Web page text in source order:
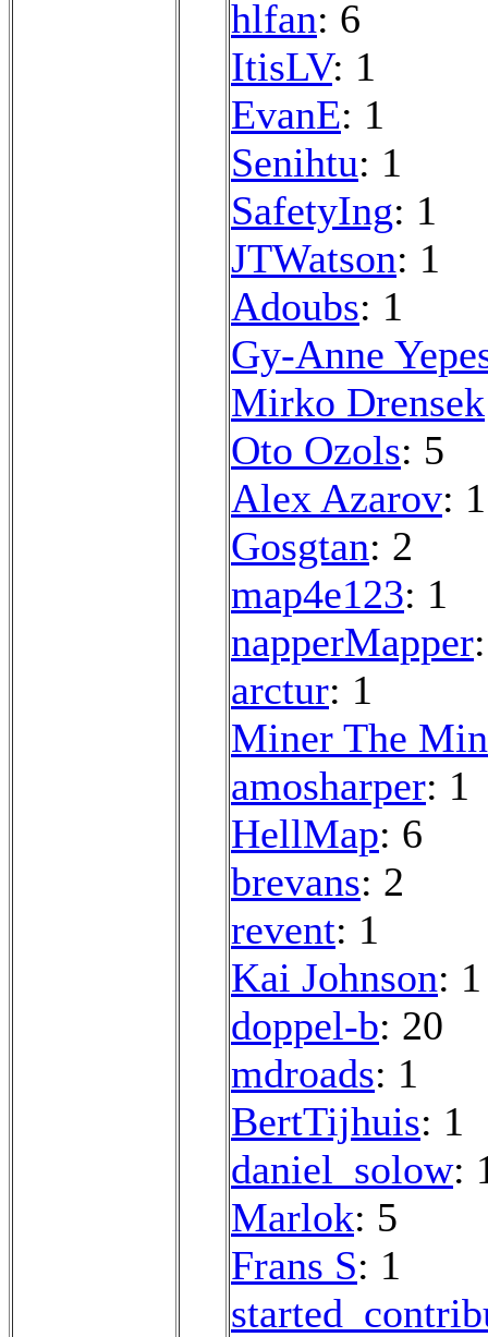
hlfan: 6
ItisLV: 1
EvanE: 1
Senihtu: 1
SafetyIng: 1
JTWatson: 1
Adoubs: 1
Gy-Anne
Mirko Drensek
Oto Ozols: 5
Alex Azarov: 1
Gosgtan: 2
map4e123: 1
napperMapper
arctur: 1
Miner The
amosharper: 1
HellMap: 6
brevans: 2
revent: 1
Kai Johnson: 1
doppel-b: 20
mdroads: 1
BertTijhuis: 1
daniel_solow:
Marlok: 5
Frans S: 1